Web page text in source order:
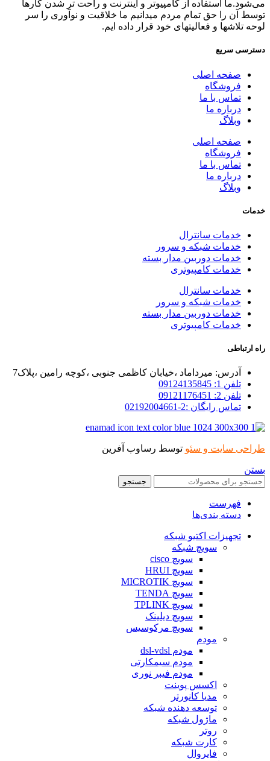
می‌شود.ما استفاده از کامپیوتر و اینترنت و راحت تر شدن کارها
توسط آن را حق تمام مردم میدانیم ما خلاقیت و نوآوری را سر
لوحه تلاشها و فعالیتهای خود قرار داده ایم.
دسترسی سریع
صفحه اصلی
فروشگاه
تماس با ما
درباره ما
وبلاگ
صفحه اصلی
فروشگاه
تماس با ما
درباره ما
وبلاگ
خدمات
خدمات سانترال
خدمات شبکه و سرور
خدمات دوربین مدار بسته
خدمات کامپیوتری
خدمات سانترال
خدمات شبکه و سرور
خدمات دوربین مدار بسته
خدمات کامپیوتری
راه ارتباطی
آدرس: میرداماد ،خیابان کاظمی جنوبی ،کوچه رامین ،پلاک7
تلفن 1: 09124135845
تلفن 2: 09121176451
تماس رایگان :2-02192004661
طراحی سایت و سئو توسط رساوب آفرین
بستن
جستجو
فهرست
دسته بندی‌ها
تجهیزات اکتیو شبکه
سویچ شبکه
سویچ cisco
سویچ HRUI
سویچ MICROTIK
سویچ TENDA
سویچ TPLINK
سویچ دیلینک
سویچ مرکوسیس
مودم
مودم dsl-vdsl
مودم سیمکارتی
مودم فیبر نوری
اکسس پوینت
مدیا کانورتر
توسعه دهنده شبکه
ماژول شبکه
روتر
کارت شبکه
فایروال